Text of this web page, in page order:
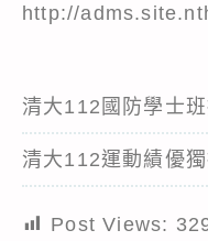
http://
清大112國防學士
清大112運動績優
Post Views: